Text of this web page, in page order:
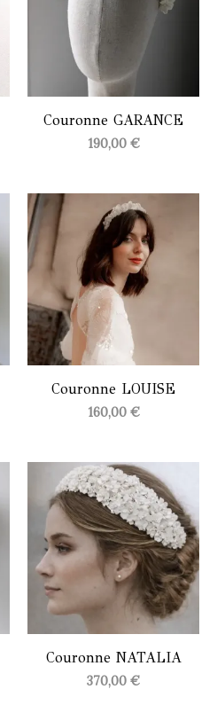
Couronne GARANCE
190,00 €
Couronne LOUISE
160,00 €
Couronne NATALIA
370,00 €